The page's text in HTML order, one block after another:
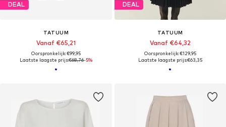
DEAL
TATUUM
Vanaf €65,21
Oorspronkelijk: €99,95
Laatste laagste prijs:€68,76-5%
DEAL
TATUUM
Vanaf €64,32
Oorspronkelijk: €129,95
Laatste laagste prijs:€63,35